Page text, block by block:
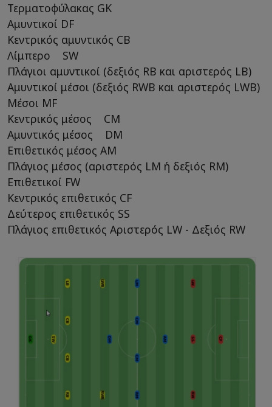
Τερματοφύλακας GK
Αμυντικοί DF
Κεντρικός αμυντικός CB
Λίμπερο SW
Πλάγιοι αμυντικοί (δεξιός RB και αριστερός LB)
Αμυντικοί μέσοι (δεξιός RWB και αριστερός LWB)
Μέσοι MF
Κεντρικός μέσος CM
Αμυντικός μέσος DM
Επιθετικός μέσος AM
Πλάγιος μέσος (αριστερός LM ή δεξιός RM)
Επιθετικοί FW
Κεντρικός επιθετικός CF
Δεύτερος επιθετικός SS
Πλάγιος επιθετικός Αριστερός LW - Δεξιός RW